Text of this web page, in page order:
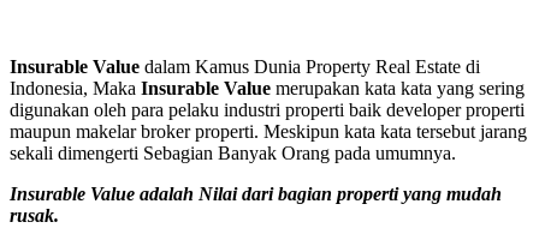
Insurable Value dalam Kamus Dunia Property Real Estate di
Indonesia, Maka Insurable Value merupakan kata kata yang sering
digunakan oleh para pelaku industri properti baik developer properti
maupun makelar broker properti. Meskipun kata kata tersebut jarang
sekali dimengerti Sebagian Banyak Orang pada umumnya.
Insurable Value adalah Nilai dari bagian properti yang mudah
rusak.